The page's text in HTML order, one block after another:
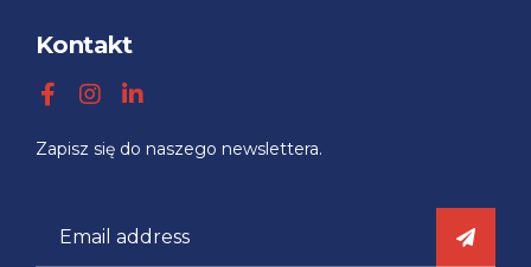
Kontakt
Zapisz się do naszego newslettera.